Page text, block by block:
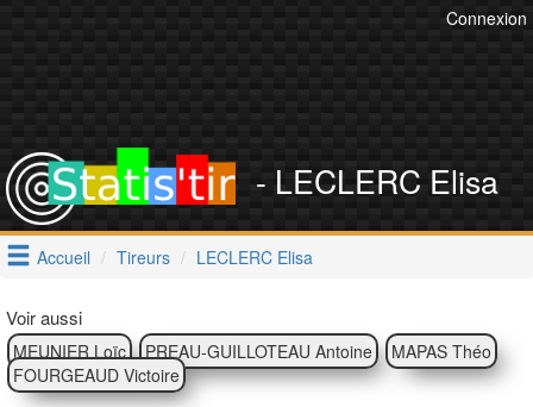
Connexion
- LECLERC Elisa
Accueil Tireurs LECLERC Elisa
Voir aussi
MEUNIER Loïc PREAU-GUILLOTEAU Antoine
MAPAS Théo
FOURGEAUD Victoire